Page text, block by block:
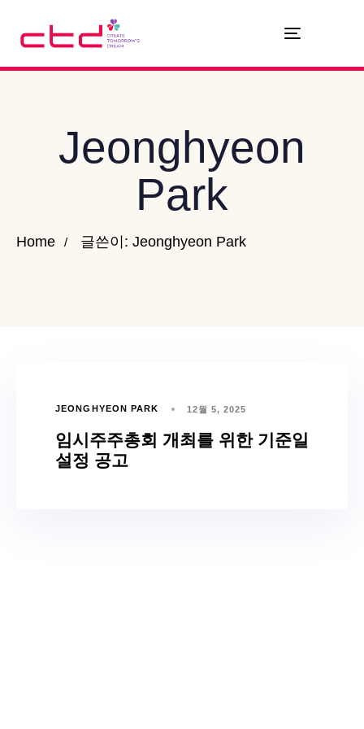
Toggle
navigation
Jeonghyeon
Park
Home 글쓴이: Jeonghyeon Park
JEONGHYEON PARK 12월 5, 2025
임시주주총회 개최를 위한 기준일
설정 공고